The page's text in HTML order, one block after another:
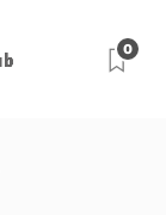
0